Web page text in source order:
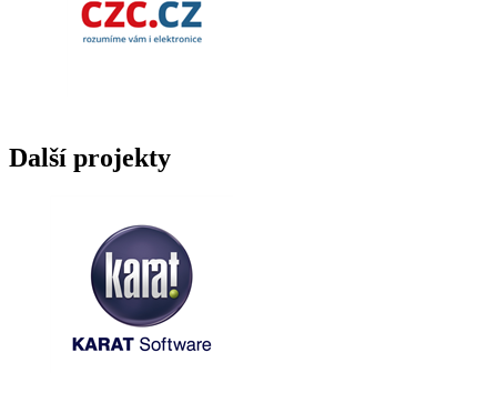
Další projekty